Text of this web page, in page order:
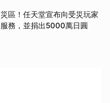
區！任天堂宣布向受災玩家
務，並捐出5000萬日圓